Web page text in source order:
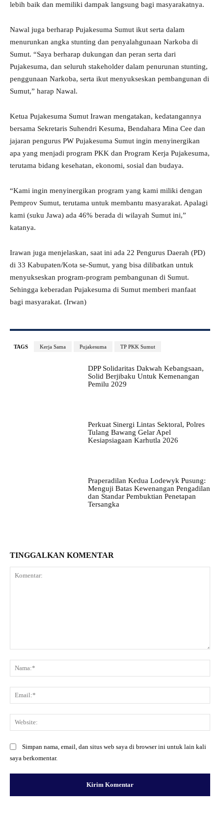
lebih baik dan memiliki dampak langsung bagi masyarakatnya.
Nawal juga berharap Pujakesuma Sumut ikut serta dalam
menurunkan angka stunting dan penyalahgunaan Narkoba di
Sumut. “Saya berharap dukungan dan peran serta dari
Pujakesuma, dan seluruh stakeholder dalam penurunan stunting,
penggunaan Narkoba, serta ikut menyukseskan pembangunan di
Sumut,” harap Nawal.
Ketua Pujakesuma Sumut Irawan mengatakan, kedatangannya
bersama Sekretaris Suhendri Kesuma, Bendahara Mina Cee dan
jajaran pengurus PW Pujakesuma Sumut ingin menyinergikan
apa yang menjadi program PKK dan Program Kerja Pujakesuma,
terutama bidang kesehatan, ekonomi, sosial dan budaya.
“Kami ingin menyinergikan program yang kami miliki dengan
Pemprov Sumut, terutama untuk membantu masyarakat. Apalagi
kami (suku Jawa) ada 46% berada di wilayah Sumut ini,”
katanya.
Irawan juga menjelaskan, saat ini ada 22 Pengurus Daerah (PD)
di 33 Kabupaten/Kota se-Sumut, yang bisa dilibatkan untuk
menyukseskan program-program pembangunan di Sumut.
Sehingga keberadan Pujakesuma di Sumut memberi manfaat
bagi masyarakat. (Irwan)
TAGS Kerja Sama Pujakesuma TP PKK Sumut
DPP Solidaritas Dakwah Kebangsaan,
Solid Berjibaku Untuk Kemenangan
Pemilu 2029
Perkuat Sinergi Lintas Sektoral, Polres
Tulang Bawang Gelar Apel
Kesiapsiagaan Karhutla 2026
Praperadilan Kedua Lodewyk Pusung:
Menguji Batas Kewenangan Pengadilan
dan Standar Pembuktian Penetapan
Tersangka
TINGGALKAN KOMENTAR
Simpan nama, email, dan situs web saya di browser ini untuk lain kali
saya berkomentar.